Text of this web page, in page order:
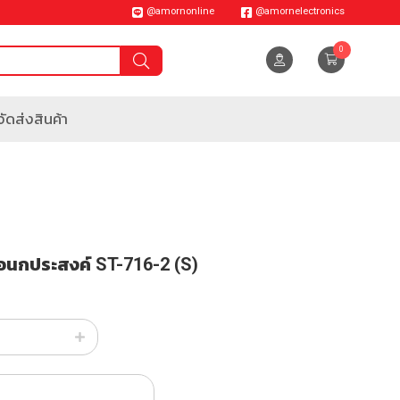
0
@amornonline @amornelectronics
ดส่งสินค้า
นกประสงค์ ST-716-2 (S)